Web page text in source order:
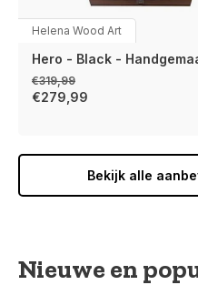
Helena Wood Art
Hero - Black -
€319,99
€279,99
Bekijk alle
Nieuwe en